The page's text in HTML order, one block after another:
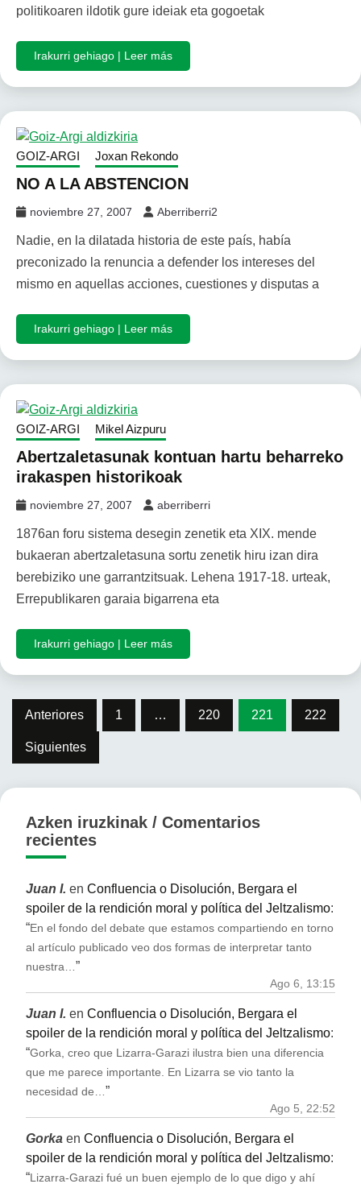
politikoaren ildotik gure ideiak eta gogoetak
Irakurri gehiago | Leer más
GOIZ-ARGI Joxan Rekondo
NO A LA ABSTENCION
noviembre 27, 2007 Aberriberri2
Nadie, en la dilatada historia de este país, había
preconizado la renuncia a defender los intereses del
mismo en aquellas acciones, cuestiones y disputas a
Irakurri gehiago | Leer más
GOIZ-ARGI Mikel Aizpuru
Abertzaletasunak kontuan hartu beharreko
irakaspen historikoak
noviembre 27, 2007 aberriberri
1876an foru sistema desegin zenetik eta XIX. mende
bukaeran abertzaletasuna sortu zenetik hiru izan dira
berebiziko une garrantzitsuak. Lehena 1917-18. urteak,
Errepublikaren garaia bigarrena eta
Irakurri gehiago | Leer más
Paginación
de
entradas
Anteriores 1 … 220 221 222
Siguientes
Azken iruzkinak / Comentarios
recientes
Juan I. en Confluencia o Disolución, Bergara el
spoiler de la rendición moral y política del Jeltzalismo:
“En el fondo del debate que estamos compartiendo en torno
al artículo publicado veo dos formas de interpretar tanto
nuestra…”
Ago 6, 13:15
Juan I. en Confluencia o Disolución, Bergara el
spoiler de la rendición moral y política del Jeltzalismo:
“Gorka, creo que Lizarra-Garazi ilustra bien una diferencia
que me parece importante. En Lizarra se vio tanto la
necesidad de…”
Ago 5, 22:52
Gorka en Confluencia o Disolución, Bergara el
spoiler de la rendición moral y política del Jeltzalismo:
“ Lizarra-Garazi fué un buen ejemplo de lo que digo y ahí